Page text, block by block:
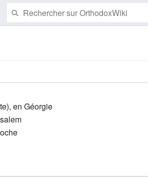
en Géorgie